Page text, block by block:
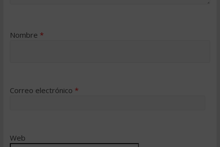
Nombre *
Correo electrónico *
Web